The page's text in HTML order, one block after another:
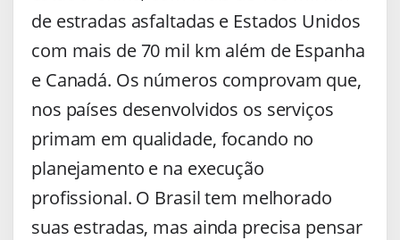
de estradas asfaltadas e Estados Unidos
com mais de 70 mil km além de Espanha
e Canadá. Os números comprovam que,
nos países desenvolvidos os serviços
primam em qualidade, focando no
planejamento e na execução
profissional. O Brasil tem melhorado
suas estradas, mas ainda precisa pensar